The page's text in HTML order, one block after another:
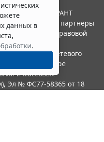
данных в
.
Система ГАРАНТ
"Гарант" и ее партнеры
ассоциации правовой
в качестве сетевого
надзору в сфере
и массовых
Эл № ФС77-58365 от 18